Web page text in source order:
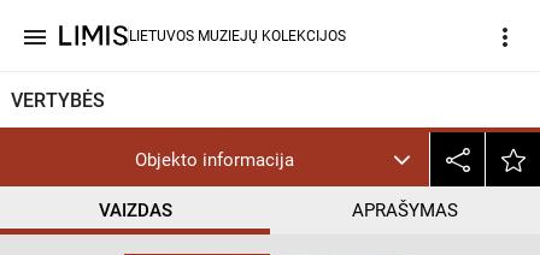
menu LIETUVOS MUZIEJŲ KOLEKCIJOS more_vert
VERTYBĖS
Objekto informacija
VAIZDAS APRAŠYMAS